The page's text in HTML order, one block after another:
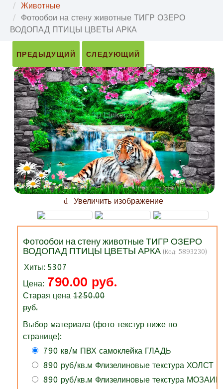
Животные
Фотообои на стену животные ТИГР ОЗЕРО
ВОДОПАД ПТИЦЫ ЦВЕТЫ АРКА
ПРЕДЫДУЩИЙ СЛЕДУЮЩИЙ
Увеличить изображение
Фотообои на стену животные ТИГР ОЗЕРО
ВОДОПАД ПТИЦЫ ЦВЕТЫ АРКА (Код: 5893230)
Хиты: 5307
Цена: 790.00 руб.
Старая цена1250.00
руб.
Выбор материала (фото текстур ниже по
странице):
790 кв/м ПВХ самоклейка ГЛАДЬ
890 руб/кв.м Флизелиновые текстура ХОЛСТ
890 руб/кв.м Флизелиновые текстура